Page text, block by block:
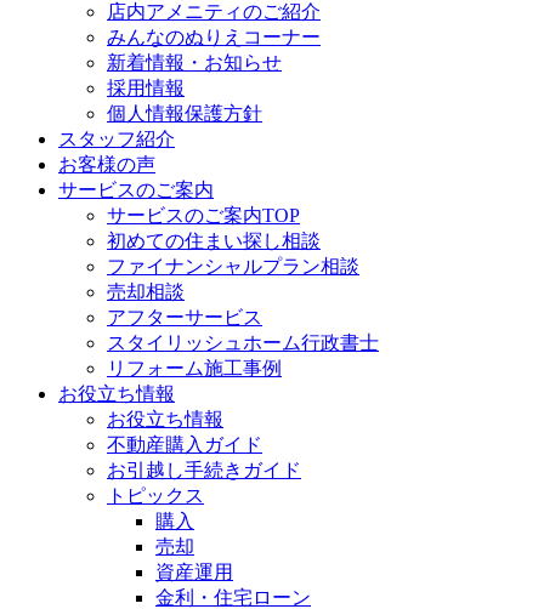
店内アメニティのご紹介
みんなのぬりえコーナー
新着情報・お知らせ
採用情報
個人情報保護方針
スタッフ紹介
お客様の声
サービスのご案内
サービスのご案内TOP
初めての住まい探し相談
ファイナンシャルプラン相談
売却相談
アフターサービス
スタイリッシュホーム行政書士
リフォーム施工事例
お役立ち情報
お役立ち情報
不動産購入ガイド
お引越し手続きガイド
トピックス
購入
売却
資産運用
金利・住宅ローン